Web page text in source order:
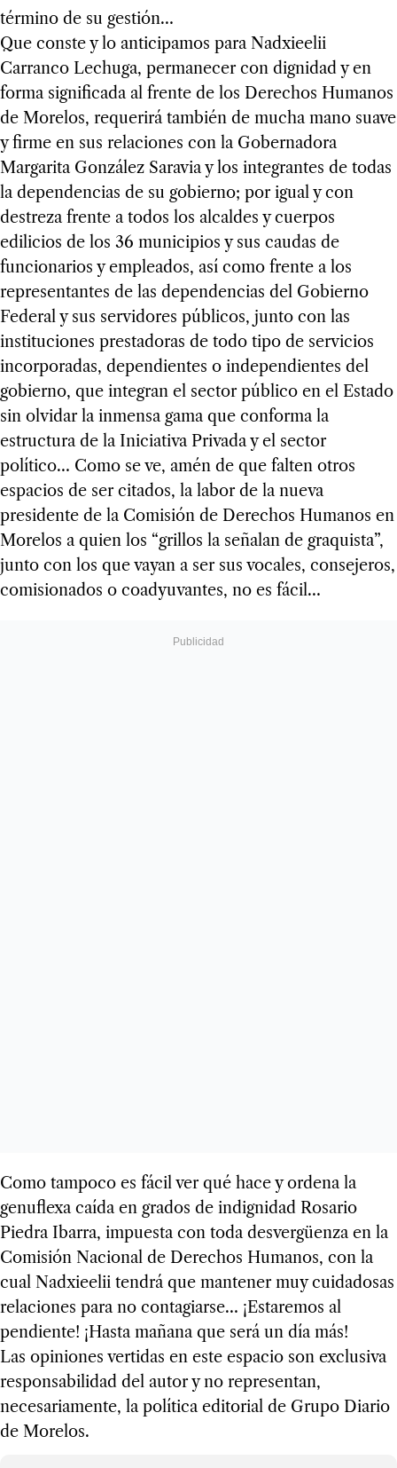
término de su gestión…
Que conste y lo anticipamos para Nadxieelii
Carranco Lechuga, permanecer con dignidad y en
forma significada al frente de los Derechos Humanos
de Morelos, requerirá también de mucha mano suave
y firme en sus relaciones con la Gobernadora
Margarita González Saravia y los integrantes de todas
la dependencias de su gobierno; por igual y con
destreza frente a todos los alcaldes y cuerpos
edilicios de los 36 municipios y sus caudas de
funcionarios y empleados, así como frente a los
representantes de las dependencias del Gobierno
Federal y sus servidores públicos, junto con las
instituciones prestadoras de todo tipo de servicios
incorporadas, dependientes o independientes del
gobierno, que integran el sector público en el Estado
sin olvidar la inmensa gama que conforma la
estructura de la Iniciativa Privada y el sector
político… Como se ve, amén de que falten otros
espacios de ser citados, la labor de la nueva
presidente de la Comisión de Derechos Humanos en
Morelos a quien los “grillos la señalan de graquista”,
junto con los que vayan a ser sus vocales, consejeros,
comisionados o coadyuvantes, no es fácil…
Como tampoco es fácil ver qué hace y ordena la
genuflexa caída en grados de indignidad Rosario
Piedra Ibarra, impuesta con toda desvergüenza en la
Comisión Nacional de Derechos Humanos, con la
cual Nadxieelii tendrá que mantener muy cuidadosas
relaciones para no contagiarse… ¡Estaremos al
pendiente! ¡Hasta mañana que será un día más!
Las opiniones vertidas en este espacio son exclusiva
responsabilidad del autor y no representan,
necesariamente, la política editorial de Grupo Diario
de Morelos.